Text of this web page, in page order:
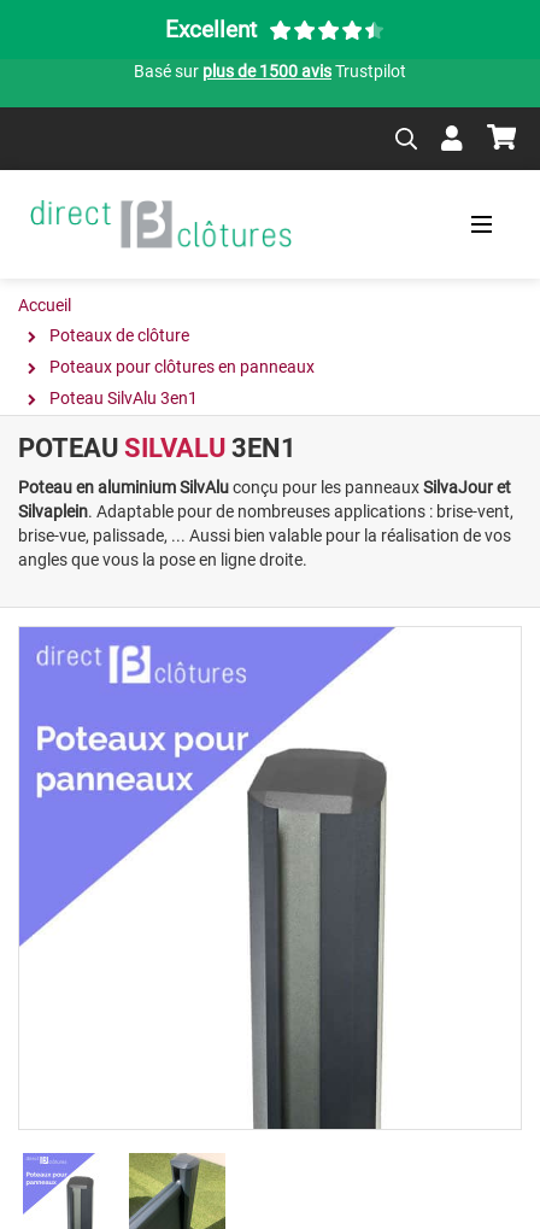
Excellent
Basé sur plus de 1500 avisTrustpilot
Accueil
Poteaux de clôture
Poteaux pour clôtures en panneaux
Poteau SilvAlu 3en1
POTEAU SILVALU 3EN1
Poteau en aluminium SilvAluconçu pour les panneauxSilvaJouret
Silvaplein. Adaptable pour de nombreuses applications : brise-vent,
brise-vue, palissade, ... Aussi bien valable pour la réalisation de vos
angles que vous la pose en ligne droite.